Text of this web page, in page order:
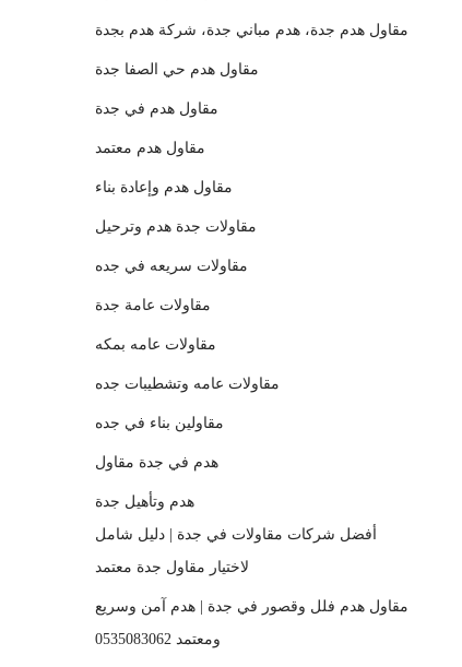
مقاول هدم جدة، هدم مباني جدة، شركة هدم بجدة
مقاول هدم حي الصفا جدة
مقاول هدم في جدة
مقاول هدم معتمد
مقاول هدم وإعادة بناء
مقاولات جدة هدم وترحيل
مقاولات سريعه في جده
مقاولات عامة جدة
مقاولات عامه بمكه
مقاولات عامه وتشطيبات جده
مقاولين بناء في جده
هدم في جدة مقاول
هدم وتأهيل جدة
أفضل شركات مقاولات في جدة | دليل شامل
لاختيار مقاول جدة معتمد
مقاول هدم فلل وقصور في جدة | هدم آمن وسريع
ومعتمد 0535083062